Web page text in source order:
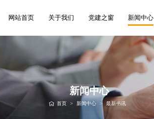
网站首页 关于我们 党建之窗 新闻中心
新闻中心
首页 > 新闻中心 > 最新书讯